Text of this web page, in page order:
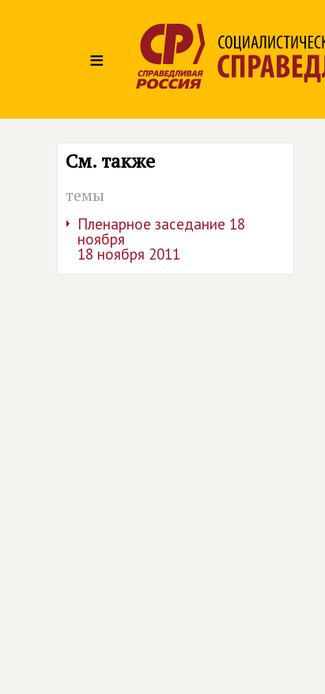
≡
См. также
темы
Пленарное заседание 18
ноября
18 ноября 2011